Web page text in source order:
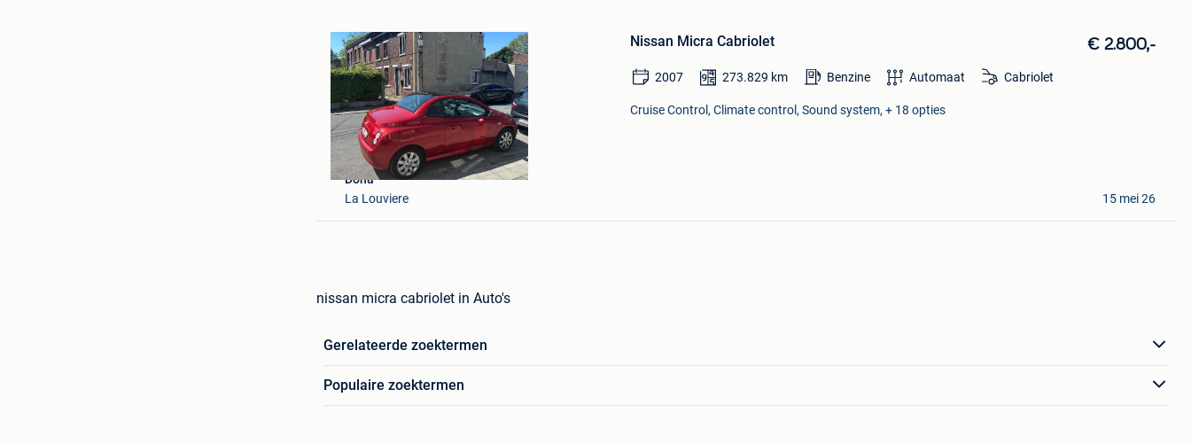
Mijn
Favorieten
Nissan Micra Cabriolet € 2.800,-
2007 273.829 km Benzine Automaat Cabriolet
Cruise Control, Climate control, Sound system, + 18 opties
Dona
La Louviere
15 mei 26
nissan micra cabriolet in Auto's
Gerelateerde zoektermen
Populaire zoektermen